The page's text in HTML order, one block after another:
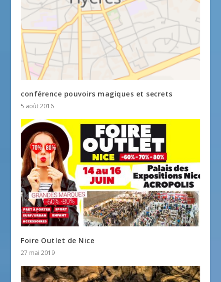
conférence pouvoirs magiques et secrets
5 août 2016
Foire Outlet de Nice
27 mai 2019